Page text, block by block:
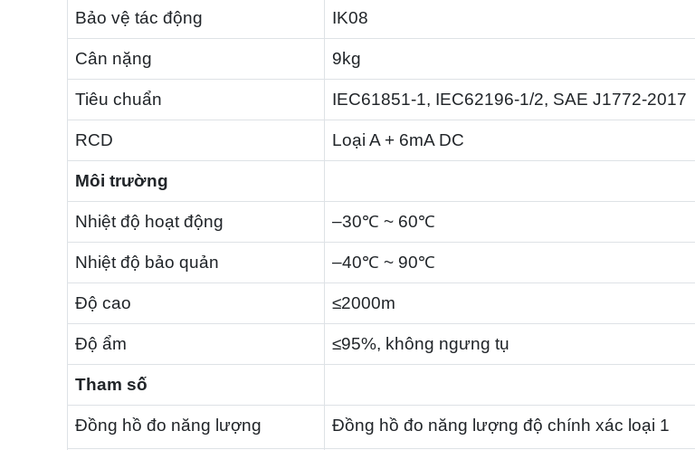
Bảo vệ tác động IK08
Cân nặng 9kg
Tiêu chuẩn IEC61851-1, IEC62196-1/2, SAE J1772-2017
RCD Loại A + 6mA DC
Môi trường
Nhiệt độ hoạt động –30℃ ~ 60℃
Nhiệt độ bảo quản –40℃ ~ 90℃
Độ cao ≤2000m
Độ ẩm ≤95%, không ngưng tụ
Tham số
Đồng hồ đo năng lượng Đồng hồ đo năng lượng độ chính xác loại 1